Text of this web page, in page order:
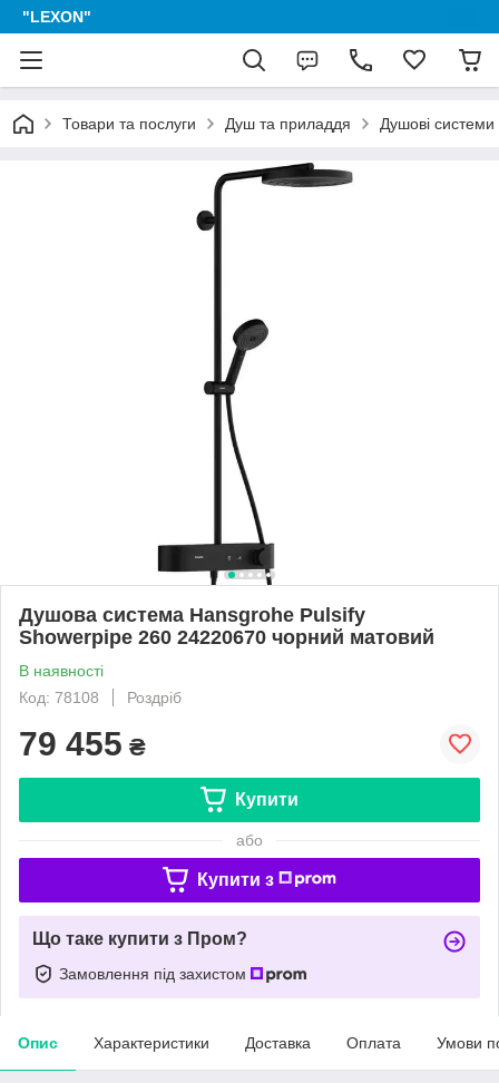
"LEXON"
Товари та послуги Душ та приладдя Душові системи
Душова система Hansgrohe Pulsify
Showerpipe 260 24220670 чорний матовий
В наявності
Код: 78108
Роздріб
79 455 ₴
Купити
або
Купити з
Що таке купити з Пром?
Замовлення під захистом
Опис Характеристики Доставка Оплата Умови